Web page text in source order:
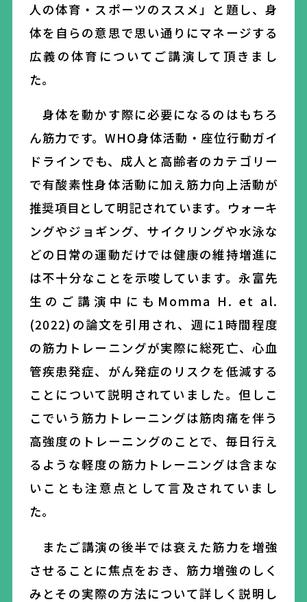
人の体育・スポーツのススメ」と題し、身
体を自らの意思で思い通りにマネージする
広義の体育についてご講演して頂きまし
た。
身体を動かす際に必要になるのはもちろ
ん筋力です。 WHO身体活動・座位行動ガイ
ドラインでも、成人と高齢者のカテゴリー
で有酸素性身体活動に加え筋力向上活動が
推奨項目として明記されています。ウォーキ
ングやジョギング、サイクリングや水泳な
どの日常の運動だけでは健康の維持増進に
は不十分なことを示唆しています。永富先
生のご 講演中にもMomma H. et al.
(2022) の論文を引用され、 週に1時間程度
の筋力トレーニングが実際に総死亡、心血
管疾患発症、がん発症のリスクを低減する
ことについて説明されていました。但しこ
こでいう筋力トレーニングは筋肉痛を伴う
高強度のトレーニングのことで、毎日行え
るような軽度の筋力トレーニングは含まな
いことも注意点として言及されていまし
た。
またご講演の後半では衰えた筋力を増強
させることに焦点をお き、筋力増強のしく
みとその実際の方法について詳しく説明 し